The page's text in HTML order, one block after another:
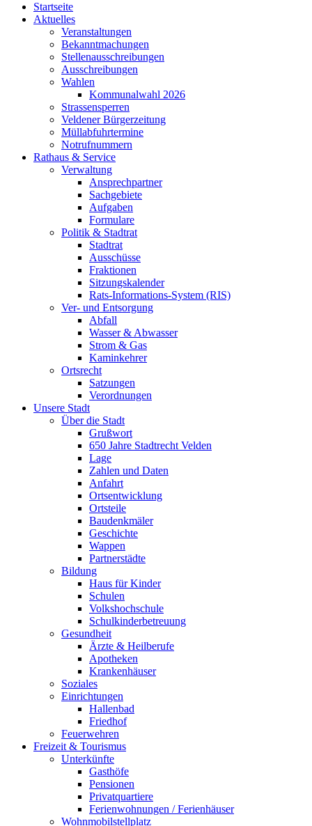
Startseite
Aktuelles
Veranstaltungen
Bekanntmachungen
Stellenausschreibungen
Ausschreibungen
Wahlen
Kommunalwahl 2026
Strassensperren
Veldener Bürgerzeitung
Müllabfuhrtermine
Notrufnummern
Rathaus & Service
Verwaltung
Ansprechpartner
Sachgebiete
Aufgaben
Formulare
Politik & Stadtrat
Stadtrat
Ausschüsse
Fraktionen
Sitzungskalender
Rats-Informations-System (RIS)
Ver- und Entsorgung
Abfall
Wasser & Abwasser
Strom & Gas
Kaminkehrer
Ortsrecht
Satzungen
Verordnungen
Unsere Stadt
Über die Stadt
Grußwort
650 Jahre Stadtrecht Velden
Lage
Zahlen und Daten
Anfahrt
Ortsentwicklung
Ortsteile
Baudenkmäler
Geschichte
Wappen
Partnerstädte
Bildung
Haus für Kinder
Schulen
Volkshochschule
Schulkinderbetreuung
Gesundheit
Ärzte & Heilberufe
Apotheken
Krankenhäuser
Soziales
Einrichtungen
Hallenbad
Friedhof
Feuerwehren
Freizeit & Tourismus
Unterkünfte
Gasthöfe
Pensionen
Privatquartiere
Ferienwohnungen / Ferienhäuser
Wohnmobilstellplatz